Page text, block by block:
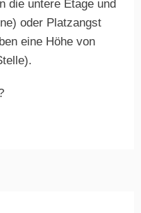
die untere Etage und
oder Platzangst
eine Höhe von